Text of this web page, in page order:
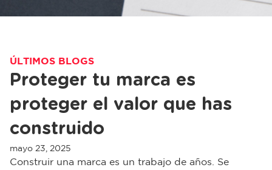
ÚLTIMOS BLOGS
Proteger tu marca es
proteger el valor que has
construido
mayo 23, 2025
Construir una marca es un trabajo de años. Se